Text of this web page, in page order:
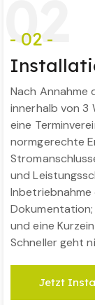
02
- 02 -
Nach Annahme
innerhalb von 3
eine
normgerechte
und
und eine
Schneller geht
Jetzt